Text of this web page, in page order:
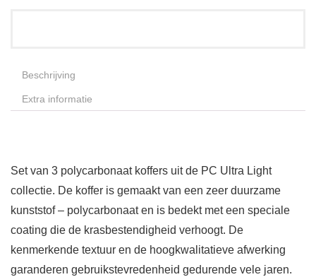
Beschrijving
Extra informatie
Set van 3 polycarbonaat koffers uit de PC Ultra Light
collectie. De koffer is gemaakt van een zeer duurzame
kunststof – polycarbonaat en is bedekt met een speciale
coating die de krasbestendigheid verhoogt. De
kenmerkende textuur en de hoogkwalitatieve afwerking
garanderen gebruikstevredenheid gedurende vele jaren.